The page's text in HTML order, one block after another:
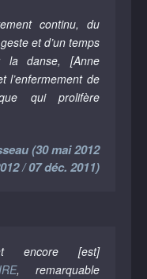
continu, du
et d’un temps
la danse, [Anne
l’enfermement de
qui prolifère
(30 mai 2012
/ 07 déc. 2011)
encore [est]
, remarquable